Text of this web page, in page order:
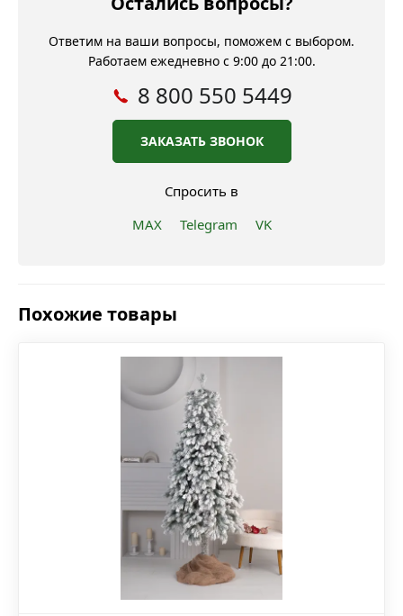
Ответим на ваши вопросы, поможем с выбором.
Работаем ежедневно с 9:00 до 21:00.
8 800 550 5449
ЗАКАЗАТЬ ЗВОНОК
Спросить в
MAX
Telegram VK
Похожие товары